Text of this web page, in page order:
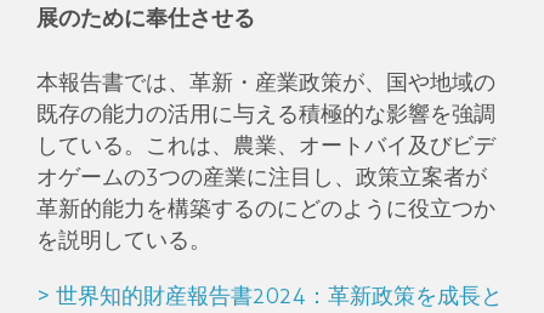
展のために奉仕させる
本報告書では、革新・産業政策が、国や地域の
既存の能力の活用に与える積極的な影響を強調
している。これは、農業、オートバイ及びビデ
オゲームの3つの産業に注目し、政策立案者が
革新的能力を構築するのにどのように役立つか
を説明している。
> 世界知的財産報告書2024：革新政策を成長と